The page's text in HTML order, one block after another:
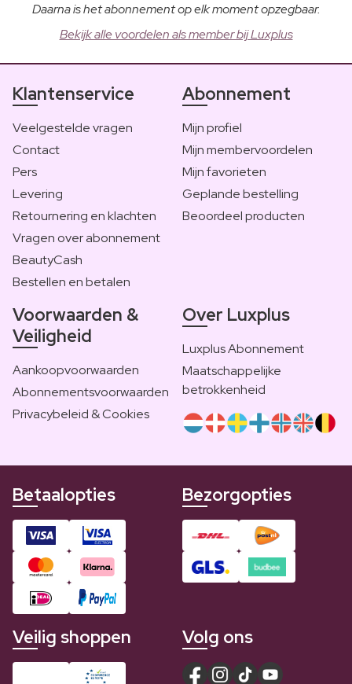
Daarna is het abonnement op elk moment opzegbaar.
Bekijk alle voordelen als member bij Luxplus
Klantenservice
Veelgestelde vragen
Contact
Pers
Levering
Retournering en klachten
Vragen over abonnement
BeautyCash
Bestellen en betalen
Abonnement
Mijn profiel
Mijn membervoordelen
Mijn favorieten
Geplande bestelling
Beoordeel producten
Voorwaarden &
Veiligheid
Aankoopvoorwaarden
Abonnementsvoorwaarden
Privacybeleid & Cookies
Over Luxplus
Luxplus Abonnement
Maatschappelijke
betrokkenheid
Betaalopties Bezorgopties
Veilig shoppen Volg ons